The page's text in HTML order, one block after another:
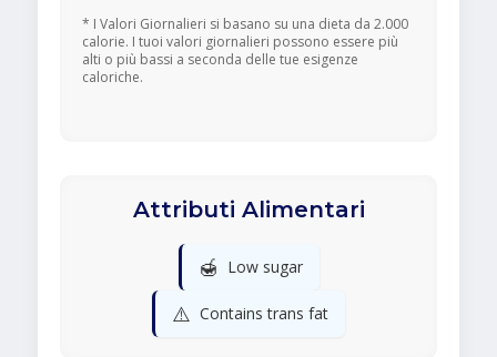
* I Valori Giornalieri si basano su una dieta da 2.000
calorie. I tuoi valori giornalieri possono essere più
alti o più bassi a seconda delle tue esigenze
caloriche.
Attributi Alimentari
🍯 Low sugar
⚠️ Contains trans fat